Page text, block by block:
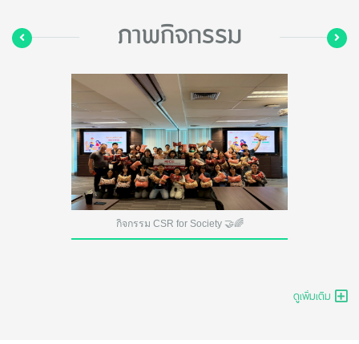
ภาพกิจกรรม
ขอแนะนำ ทีมแพทย์สาขาระบบ
ดูเพิ่มเติม